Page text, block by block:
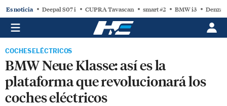
Es noticia Deepal S07 i CUPRA Tavascan smart #2 BMW i3 Denza
COCHES ELÉCTRICOS
BMW Neue Klasse: así es la
plataforma que revolucionará los
coches eléctricos